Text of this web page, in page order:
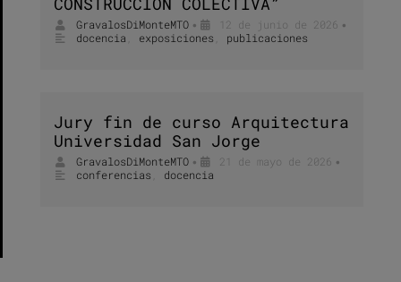
GravalosDiMonteMTO • 12 de junio de 2026 •
docencia exposiciones publicaciones
Jury fin de curso Arquitectura
Universidad San Jorge
GravalosDiMonteMTO • 21 de mayo de 2026 •
conferencias docencia